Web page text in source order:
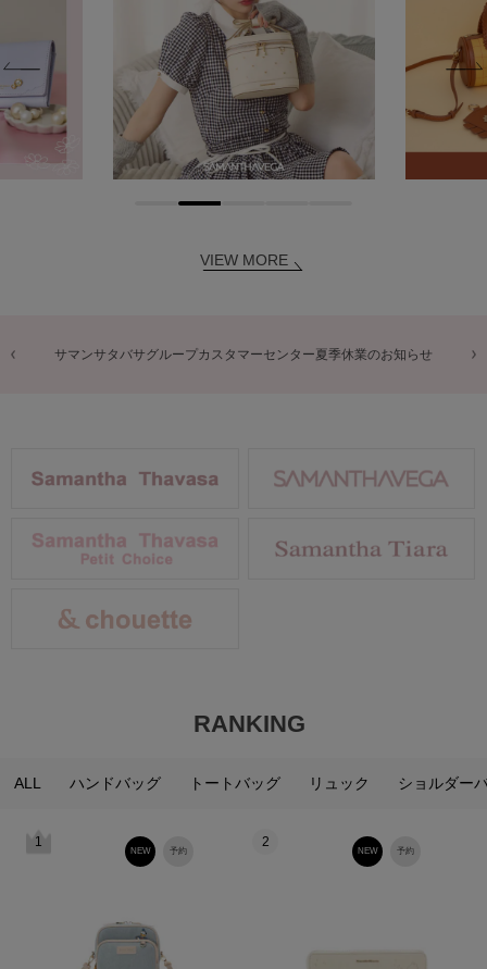
VIEW MORE
商品に関するお詫びとお知らせ
RANKING
ALL ハンドバッグ トートバッグ リュック ショルダー
1
予約
NEW
2
予約
NEW